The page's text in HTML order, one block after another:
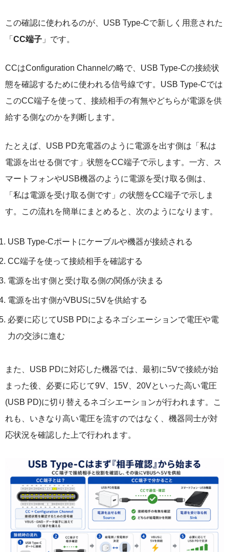
この確認に使われるのが、USB Type-Cで新しく用意された
「 CC端子 」です。
CCはConfiguration Channelの略で、USB Type-Cの接続状
態を確認するために使われる信号線です。USB Type-Cでは
このCC端子を使って、接続相手の有無やどちらが電源を供
給する側なのかを判断します。
たとえば、USB PD充電器のように電源を出す側は「私は
電源を出せる側です」状態をCC端子で示します。一方、ス
マートフォンやUSB機器のように電源を受け取る側は、
「私は電源を受け取る側です」の状態をCC端子で示しま
す。この流れを簡単にまとめると、次のようになります。
USB Type-Cポートにケーブルや機器が接続される
CC端子を使って接続相手を確認する
電源を出す側と受け取る側の関係が決まる
電源を出す側がVBUSに5Vを供給する
必要に応じてUSB PDによるネゴシエーションで電圧や電
力の交渉に進む
また、USB PDに対応した機器では、最初に5Vで接続が始
まった後、必要に応じて9V、15V、20Vといった高い電圧
(USB PD)に切り替えるネゴシエーションが行われます。こ
れも、いきなり高い電圧を流すのではなく、機器同士が対
応状況を確認した上で行われます。